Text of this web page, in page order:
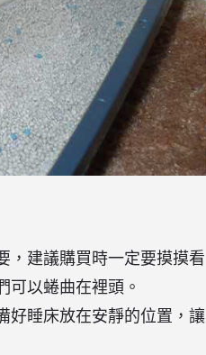
，建議購買時一定要摸摸看
可以蜷曲在裡頭。
好睡床放在安靜的位置，讓